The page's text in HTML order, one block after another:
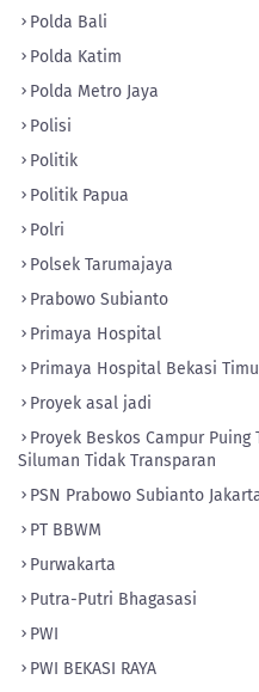
Polda Bali
Polda Katim
Polda Metro Jaya
Polisi
Politik
Politik Papua
Polri
Polsek Tarumajaya
Prabowo Subianto
Primaya Hospital
Primaya Hospital Bekasi
Proyek asal jadi
Proyek Beskos Campur
Siluman Tidak Transparan
PSN Prabowo Subianto
PT BBWM
Purwakarta
Putra-Putri Bhagasasi
PWI
PWI BEKASI RAYA